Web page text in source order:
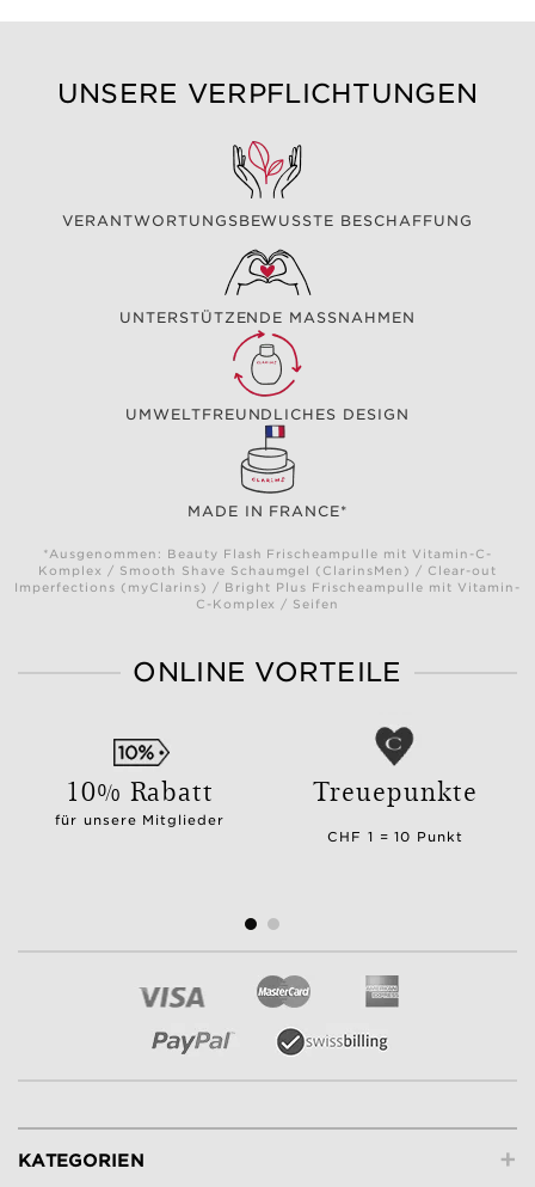
UNSERE VERPFLICHTUNGEN
VERANTWORTUNGSBEWUSSTE BESCHAFFUNG
UNTERSTÜTZENDE MASSNAHMEN
UMWELTFREUNDLICHES DESIGN
MADE IN FRANCE*
*Ausgenommen: Beauty Flash Frischeampulle mit Vitamin-C-
Komplex / Smooth Shave Schaumgel (ClarinsMen) / Clear-out
Imperfections (myClarins) / Bright Plus Frischeampulle mit Vitamin-
C-Komplex / Seifen
ONLINE VORTEILE
10% Rabatt
für unsere Mitglieder
Treuepunkte
CHF 1 = 10 Punkt
+
KATEGORIEN